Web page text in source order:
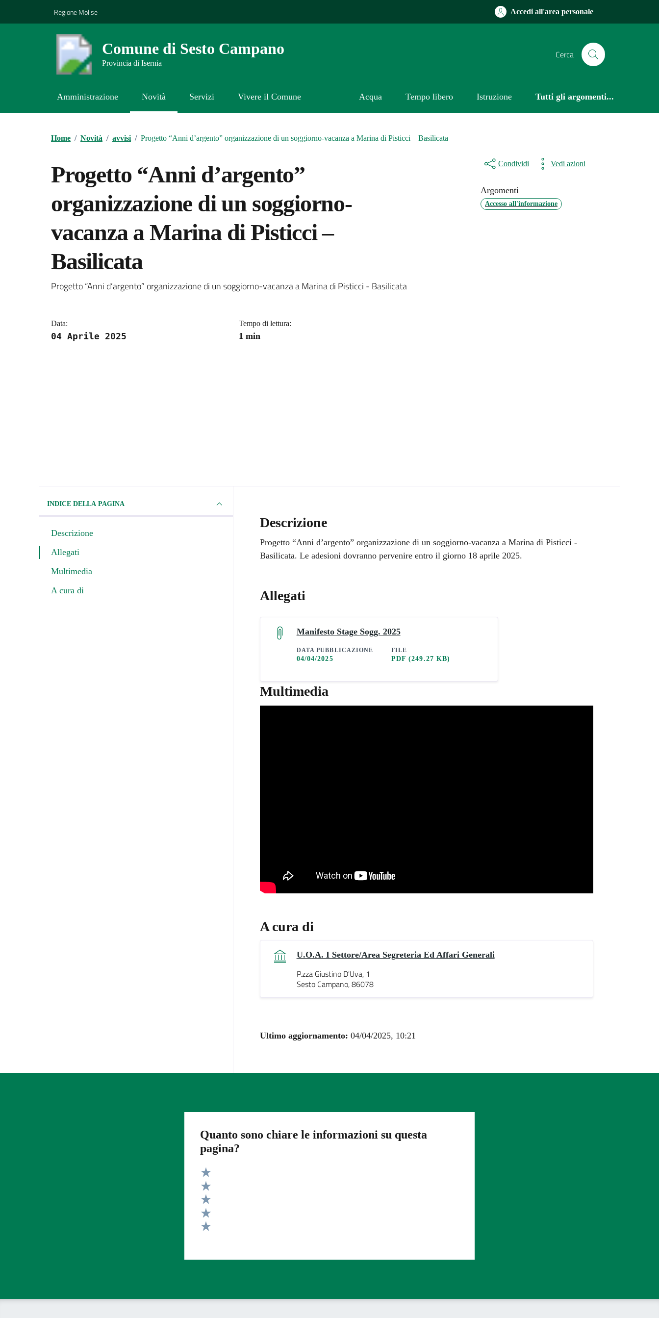
Regione Molise Accedi all'area personale
Comune di Sesto Campano
Provincia di Isernia
Cerca
Amministrazione Novità Servizi Vivere il Comune Acqua Tempo libero Istruzione Tutti gli argomenti...
Home / Novità / avvisi / Progetto “Anni d’argento” organizzazione di un soggiorno-vacanza a Marina di Pisticci – Basilicata
Progetto “Anni d’argento”
organizzazione di un soggiorno-
vacanza a Marina di Pisticci –
Basilicata
Dettagli della notizia
Progetto “Anni d’argento” organizzazione di un soggiorno-vacanza a Marina di Pisticci - Basilicata
Data:
04 Aprile 2025
Tempo di lettura:
1 min
Condividi Vedi azioni
Argomenti
Accesso all'informazione
INDICE DELLA PAGINA
Descrizione
Allegati
Multimedia
A cura di
Descrizione
Progetto “Anni d’argento” organizzazione di un soggiorno-vacanza a Marina di Pisticci -
Basilicata. Le adesioni dovranno pervenire entro il giorno 18 aprile 2025.
Allegati
Manifesto Stage Sogg. 2025
DATA PUBBLICAZIONE
04/04/2025
FILE
PDF(249.27 KB)
Multimedia
A cura di
U.O.A. I Settore/Area Segreteria Ed Affari Generali
P.zza Giustino D'Uva, 1
Sesto Campano, 86078
Ultimo aggiornamento: 04/04/2025, 10:21
Quanto sono chiare le informazioni su questa
pagina?
Valuta 5 stelle su 5
Valuta 4 stelle su 5
Valuta 3 stelle su 5
Valuta 2 stelle su 5